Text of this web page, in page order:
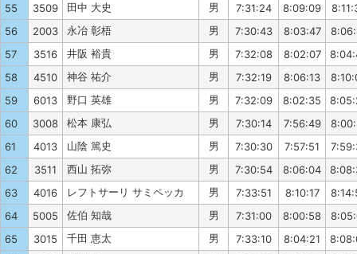
55
3509 田中 大史 男 7:31:24 8:09:09
56
2003 永冶 彰梧 男 7:30:43 8:03:47
57
3516 井阪 裕貴 男 7:32:08 8:02:07
58
4510 神谷 祐介 男 7:32:19 8:06:13
59
6013 野口 英雄 男 7:32:09 8:02:35
60
3008 松本 康弘 男 7:30:14 7:56:49
61
4013 山陰 篤史 男 7:30:30 7:57:51
62
3511 西山 拓弥 男 7:30:54 8:06:04
63
4016 レフトサーリ サミペッカ 男 7:33:51 8:10:17
64
5005 佐伯 知哉 男 7:31:00 8:00:58
65
3015 千田 恵太 男 7:33:10 8:04:21